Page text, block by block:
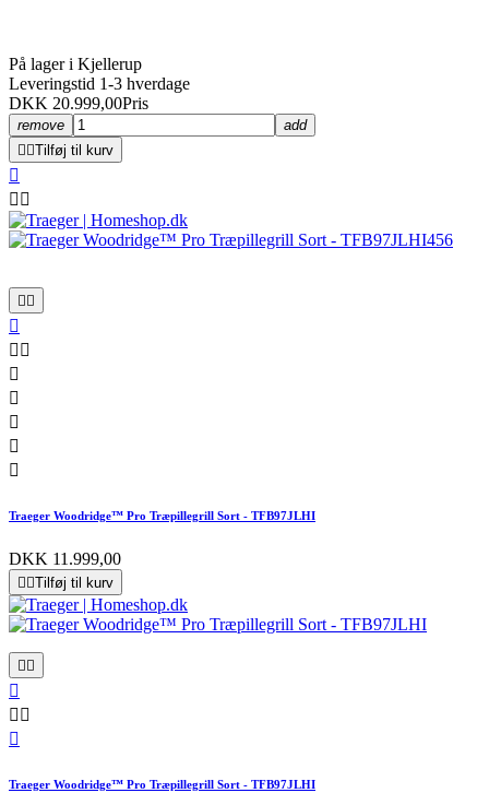
På lager i Kjellerup
Leveringstid 1-3 hverdage
DKK 20.999,00Pris
remove
add
 Tilføj til kurv

 
 

 





Traeger Woodridge™ Pro Træpillegrill Sort - TFB97JLHI
DKK 11.999,00
 Tilføj til kurv
 

 

Traeger Woodridge™ Pro Træpillegrill Sort - TFB97JLHI